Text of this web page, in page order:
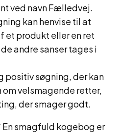
ved navn Fælledvej.
kan henvise til at
​​et produkt eller en ret
andre sanser tages i
positiv søgning, der kan
velsmagende retter,
der smager godt.
smagfuld kogebog er